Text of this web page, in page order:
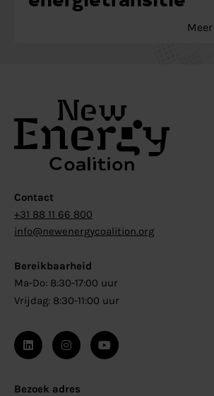
Contact
+31 88 11 66 800
info@newenergycoalition.org
Bereikbaarheid
Ma-Do: 8:30-17:00 uur
Vrijdag: 8:30-11:00 uur
Bezoek adres